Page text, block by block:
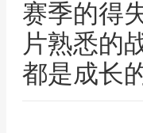
赛季的得
片熟悉的
都是成长